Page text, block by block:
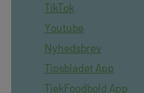
TikTok
Youtube
Nyhedsbrev
Tipsbladet App
TjekFoodbold App